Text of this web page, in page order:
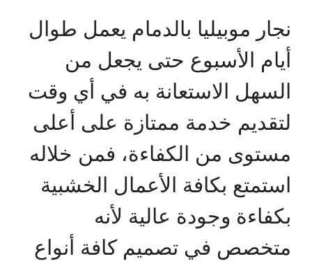
نجار موبيليا بالدمام يعمل طوال
أيام الأسبوع حتى يجعل من
السهل الاستعانة به في أي وقت
لتقديم خدمة ممتازة على أعلى
مستوى من الكفاءة، فمن خلاله
استمتع بكافة الأعمال الخشبية
بكفاءة وجودة عالية لأنه
متخصص في تصميم كافة أنواع